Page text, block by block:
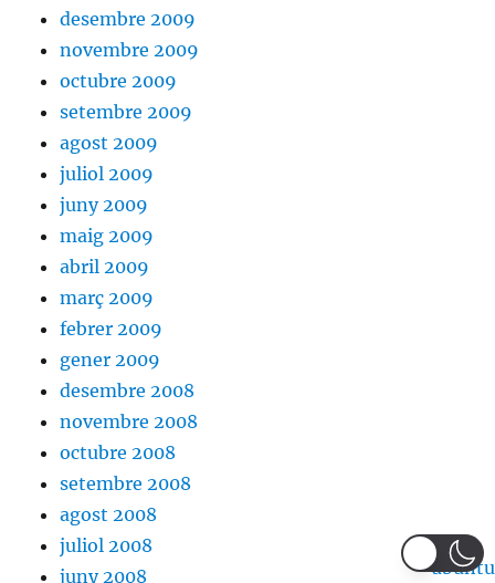
desembre 2009
novembre 2009
octubre 2009
setembre 2009
agost 2009
juliol 2009
juny 2009
maig 2009
abril 2009
març 2009
febrer 2009
gener 2009
desembre 2008
novembre 2008
octubre 2008
setembre 2008
agost 2008
juliol 2008
juny 2008